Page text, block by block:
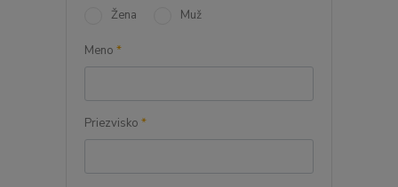
Žena
Muž
Meno *
Priezvisko *